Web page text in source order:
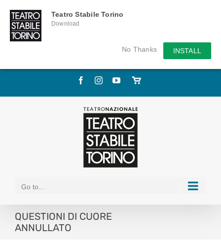
Teatro Stabile Torino
Download
No Thanks INSTALL
Skip
FacebookInstagramYouTube
Store
Go to...
QUESTIONI DI CUORE
ANNULLATO